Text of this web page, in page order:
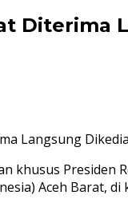
Diterima
khusus Presiden
Aceh Barat,